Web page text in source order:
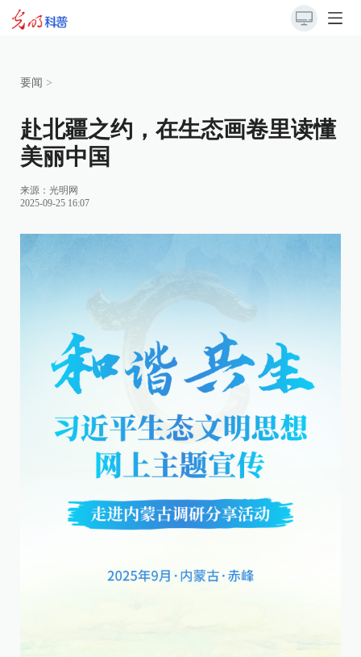
要闻 >
赴北疆之约，在生态画卷里读懂
美丽中国
来源： 光明网
2025-09-25 16:07